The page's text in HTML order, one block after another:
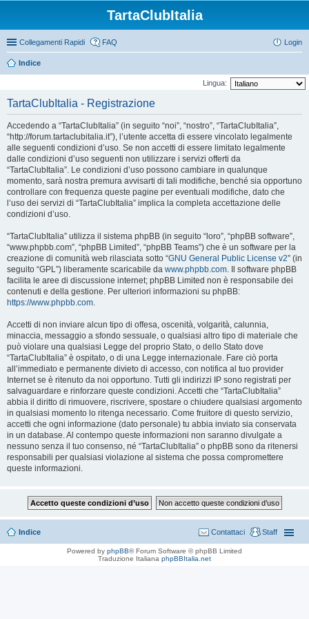
TartaClubItalia
Collegamenti Rapidi FAQ Login
Indice
Lingua:
TartaClubItalia - Registrazione
Accedendo a “TartaClubItalia” (in seguito “noi”, “nostro”, “TartaClubItalia”,
“http://forum.tartaclubitalia.it”), l’utente accetta di essere vincolato legalmente
alle seguenti condizioni d’uso. Se non accetti di essere limitato legalmente
dalle condizioni d’uso seguenti non utilizzare i servizi offerti da
“TartaClubItalia”. Le condizioni d’uso possono cambiare in qualunque
momento, sarà nostra premura avvisarti di tali modifiche, benché sia opportuno
controllare con frequenza queste pagine per eventuali modifiche, dato che
l’uso dei servizi di “TartaClubItalia” implica la completa accettazione delle
condizioni d’uso.
“TartaClubItalia” utilizza il sistema phpBB (in seguito “loro”, “phpBB software”,
“www.phpbb.com”, “phpBB Limited”, “phpBB Teams”) che è un software per la
creazione di comunità web rilasciata sotto “GNU General Public License v2” (in
seguito “GPL”) liberamente scaricabile da www.phpbb.com. Il software phpBB
facilita le aree di discussione internet; phpBB Limited non è responsabile dei
contenuti e della gestione. Per ulteriori informazioni su phpBB:
https://www.phpbb.com.
Accetti di non inviare alcun tipo di offesa, oscenità, volgarità, calunnia,
minaccia, messaggio a sfondo sessuale, o qualsiasi altro tipo di materiale che
può violare una qualsiasi Legge del proprio Stato, o dello Stato dove
“TartaClubItalia” è ospitato, o di una Legge internazionale. Fare ciò porta
all’immediato e permanente divieto di accesso, con notifica al tuo provider
Internet se è ritenuto da noi opportuno. Tutti gli indirizzi IP sono registrati per
salvaguardare e rinforzare queste condizioni. Accetti che “TartaClubItalia”
abbia il diritto di rimuovere, riscrivere, spostare o chiudere qualsiasi argomento
in qualsiasi momento lo ritenga necessario. Come fruitore di questo servizio,
accetti che ogni informazione (dato personale) tu abbia inviato sia conservata
in un database. Al contempo queste informazioni non saranno divulgate a
nessuno senza il tuo consenso, né “TartaClubItalia” o phpBB sono da ritenersi
responsabili per qualsiasi violazione al sistema che possa compromettere
queste informazioni.
Indice Staff
Contattaci
Powered by phpBB® Forum Software © phpBB Limited
Traduzione Italiana phpBBItalia.net